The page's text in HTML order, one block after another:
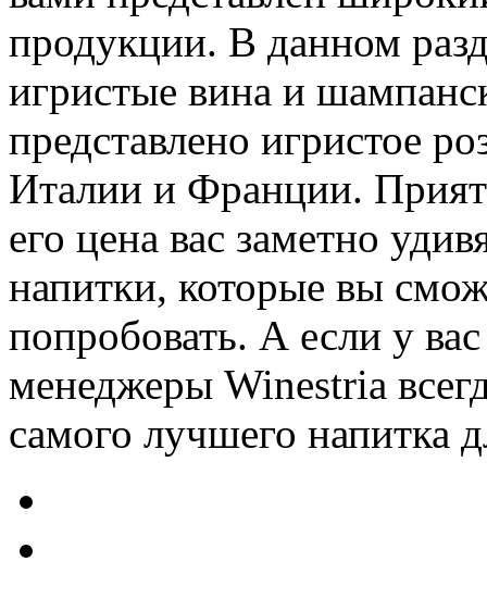
продукции. В данном
игристые вина и
представлено игристое
Италии и Франции.
его цена вас заметно
напитки, которые вы
попробовать. А если у
менеджеры Winestria
самого лучшего напитка